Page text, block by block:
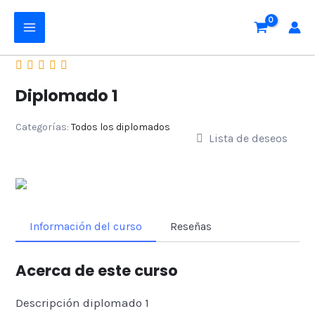
contenido
MAIN
MENU
Diplomado 1
Categorías: Todos los diplomados
Lista de deseos
Información del curso Reseñas
Acerca de este curso
Descripción diplomado 1